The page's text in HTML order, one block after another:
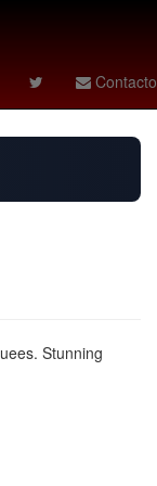
Contacto
- Nashville SC
Stunning